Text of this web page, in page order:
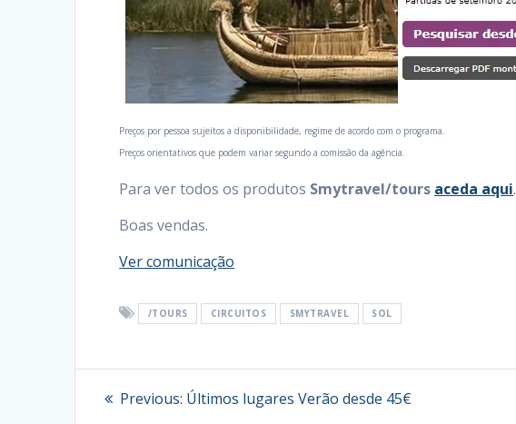
Preços por pessoa sujeitos a disponibilidade, regime de acordo com o programa.
Preços orientativos que podem variar segundo a comissão da agência.
Para ver todos os produtos Smytravel/tours aceda aqui.
Boas vendas.
Ver comunicação
/TOURS CIRCUITOS SMYTRAVEL SOL
Navegação
Previous: Previous
Últimos lugares Verão desde 45€